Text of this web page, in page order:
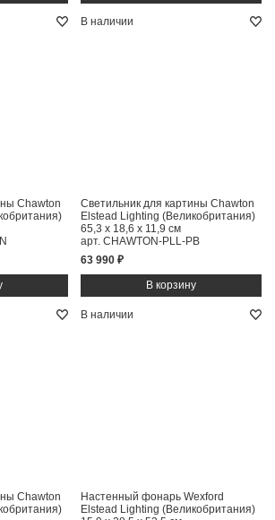
Chawton
В наличии
Светильник для картины Chawton
Elstead Lighting (Великобритания)
65,3 x 18,6 x 11,9 см
арт. CHAWTON-PLL-PB
63 990 ₽
Chawton
В наличии
Настенный фонарь Wexford
Elstead Lighting (Великобритания)